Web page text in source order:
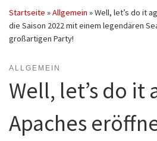
Startseite »Allgemein »Well, let’s do it
die Saison 2022 mit einem legendären
großartigen Party!
ALLGEMEIN
Well, let’s do it
Apaches